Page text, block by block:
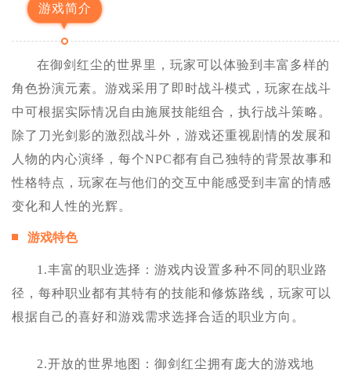
游戏简介
在御剑红尘的世界里，玩家可以体验到丰富多样的
角色扮演元素。游戏采用了即时战斗模式，玩家在战斗
中可根据实际情况自由施展技能组合，执行战斗策略。
除了刀光剑影的激烈战斗外，游戏还重视剧情的发展和
人物的内心演绎，每个NPC都有自己独特的背景故事和
性格特点，玩家在与他们的交互中能感受到丰富的情感
变化和人性的光辉。
游戏特色
1.丰富的职业选择：游戏内设置多种不同的职业路
径，每种职业都有其特有的技能和修炼路线，玩家可以
根据自己的喜好和游戏需求选择合适的职业方向。
2.开放的世界地图：御剑红尘拥有庞大的游戏地